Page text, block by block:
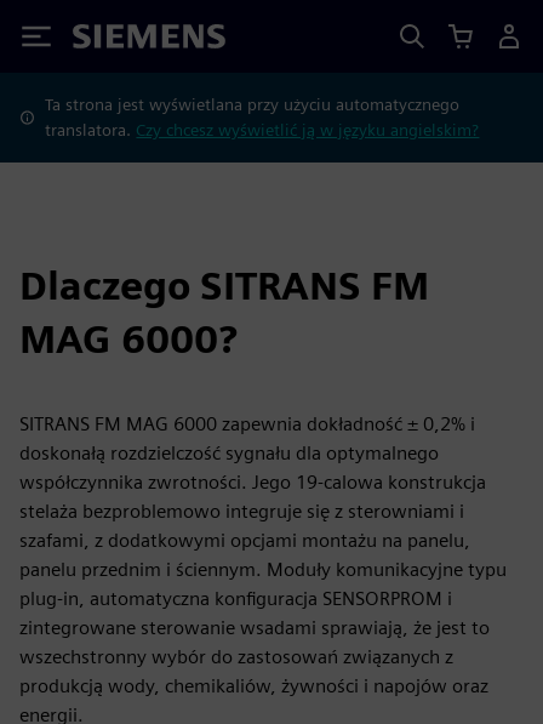
Siemens
Ta strona jest wyświetlana przy użyciu automatycznego
translatora. Czy chcesz wyświetlić ją w języku angielskim?
Dlaczego SITRANS FM
MAG 6000?
SITRANS FM MAG 6000 zapewnia dokładność ± 0,2% i
doskonałą rozdzielczość sygnału dla optymalnego
współczynnika zwrotności. Jego 19-calowa konstrukcja
stelaża bezproblemowo integruje się z sterowniami i
szafami, z dodatkowymi opcjami montażu na panelu,
panelu przednim i ściennym. Moduły komunikacyjne typu
plug-in, automatyczna konfiguracja SENSORPROM i
zintegrowane sterowanie wsadami sprawiają, że jest to
wszechstronny wybór do zastosowań związanych z
produkcją wody, chemikaliów, żywności i napojów oraz
energii.